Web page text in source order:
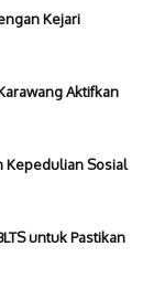
Kejari
Aktifkan
Kepedulian Sosial
untuk Pastikan